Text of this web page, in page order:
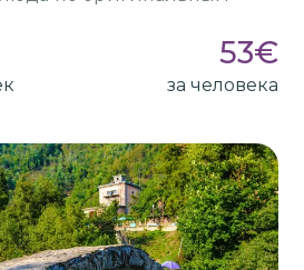
53€
за человека